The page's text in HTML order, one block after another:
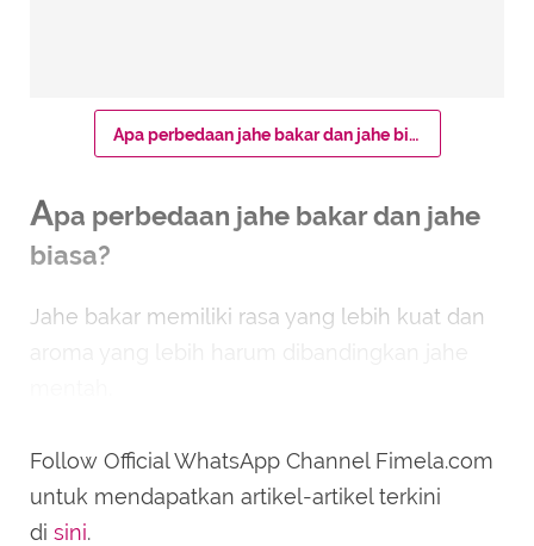
Apa perbedaan jahe bakar dan jahe biasa?
Apa perbedaan jahe bakar dan jahe
biasa?
Jahe bakar memiliki rasa yang lebih kuat dan
Follow Official WhatsApp Channel Fimela.com
untuk mendapatkan artikel-artikel terkini
di sini.